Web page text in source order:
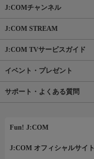
J:COMチャンネル
J:COM STREAM
J:COM TVサービスガイド
イベント・プレゼント
サポート・よくある質問
Fun! J:COM
J:COM オフィシャルサイト